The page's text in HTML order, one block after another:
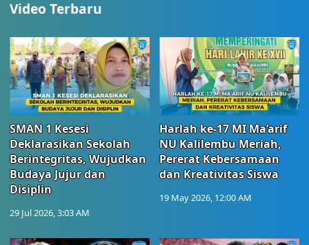
Video Terbaru
SMAN 1 Kesesi
Deklarasikan Sekolah
Berintegritas, Wujudkan
Budaya Jujur dan
Disiplin
29 Jul 2026, 3:03 AM
Harlah ke-17 MI Ma’arif
NU Kalilembu Meriah,
Pererat Kebersamaan
dan Kreativitas Siswa
19 May 2026, 12:00 AM